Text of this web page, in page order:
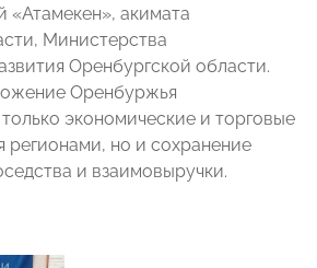
«Атамекен», акимата
Министерства
Оренбургской области.
Оренбуржья
экономические и торговые
регионами, но и сохранение
и взаимовыручки.